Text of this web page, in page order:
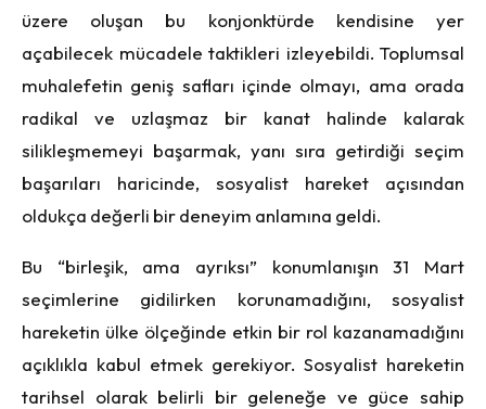
üzere oluşan bu konjonktürde kendisine yer
açabilecek mücadele taktikleri izleyebildi. Toplumsal
muhalefetin geniş safları içinde olmayı, ama orada
radikal ve uzlaşmaz bir kanat halinde kalarak
silikleşmemeyi başarmak, yanı sıra getirdiği seçim
başarıları haricinde, sosyalist hareket açısından
oldukça değerli bir deneyim anlamına geldi.
Bu “birleşik, ama ayrıksı” konumlanışın 31 Mart
seçimlerine gidilirken korunamadığını, sosyalist
hareketin ülke ölçeğinde etkin bir rol kazanamadığını
açıklıkla kabul etmek gerekiyor. Sosyalist hareketin
tarihsel olarak belirli bir geleneğe ve güce sahip